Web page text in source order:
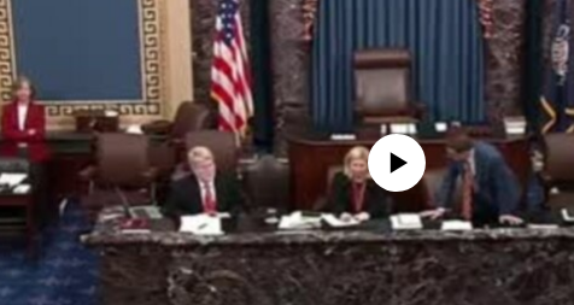
No media source currently available